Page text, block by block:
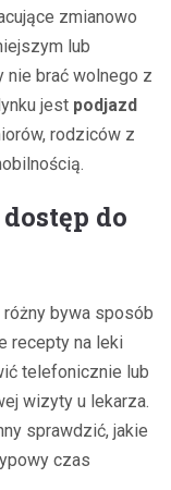
zmianowo
lub
nie brać wolnego z
jest podjazd
rodziców z
do
bywa sposób
recepty na leki
telefonicznie lub
wizyty u lekarza.
sprawdzić, jakie
czas